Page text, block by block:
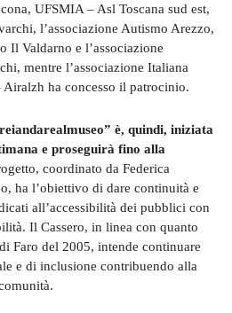
UFSMIA – Asl Toscana sud est,
l’associazione Autismo Arezzo,
Il Valdarno e l’associazione
mentre l’associazione Italiana
ha concesso il patrocinio.
è, quindi, iniziata
e proseguirà fino alla
coordinato da Federica
ha l’obiettivo di dare continuità e
all’accessibilità dei pubblici con
Il Cassero, in linea con quanto
Faro del 2005, intende continuare
e di inclusione contribuendo alla